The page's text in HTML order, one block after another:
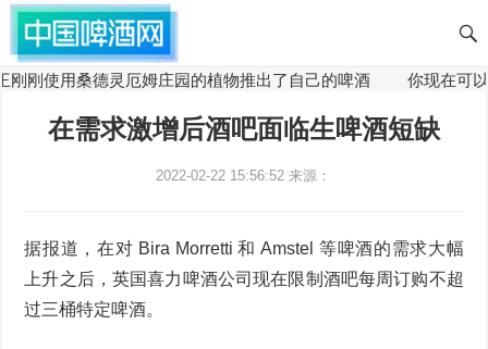
刚使用桑德灵厄姆庄园的植物推出了自己的啤酒 你现在可
在需求激增后酒吧面临生啤酒短缺
2022-02-22 15:56:52 来源：
据报道，在对 Bira Morretti 和 Amstel 等啤酒的需求大幅
上升之后，英国喜力啤酒公司现在限制酒吧每周订购不超
过三桶特定啤酒。